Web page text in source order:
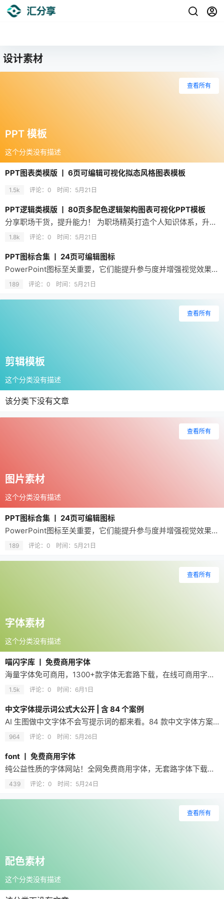
设计素材
PPT 模板
这个分类没有描述
查看所有
PPT图表类模版 丨 6页可编辑可视化拟态风格图表模板
1.5k 评论：0 时间： 5月21日
PPT逻辑类模版 丨 80页多配色逻辑架构图表可视化PPT模板
分享职场干货，提升能力！ 为职场精英打造个人知识体系，升职加薪！
1.8k 评论：0 时间： 5月21日
PPT图标合集 丨 24页可编辑图标
PowerPoint图标至关重要，它们能提升参与度并增强视觉效果。快来浏览完全可定制的图标库，获取24页免费图标（包括商务图标、电商图标、教育图标、医疗图标、科技图标等）。每个图标模板均附赠一个PPT文件及PNG格式的图标。这些图标与所有微软Office应用程序、谷歌幻灯片、Keynote以及Adobe应用程序兼容。
189 评论：0 时间： 5月21日
剪辑模板
这个分类没有描述
查看所有
该分类下没有文章
图片素材
这个分类没有描述
查看所有
PPT图标合集 丨 24页可编辑图标
PowerPoint图标至关重要，它们能提升参与度并增强视觉效果。快来浏览完全可定制的图标库，获取24页免费图标（包括商务图标、电商图标、教育图标、医疗图标、科技图标等）。每个图标模板均附赠一个PPT文件及PNG格式的图标。这些图标与所有微软Office应用程序、谷歌幻灯片、Keynote以及Adobe应用程序兼容。
189 评论：0 时间： 5月21日
字体素材
这个分类没有描述
查看所有
喵闪字库 丨 免费商用字体
海量字体免可商用，1300+款字体无套路下载，在线可商用字体下载网站，内置中英文字体
1.5k 评论：0 时间： 6月1日
中文字体提示词公式大公开 | 含 84 个案例
AI 生图做中文字体不会写提示词的都来看。84 款中文字体方案整理成了一套「可直接套用」的提示词图库。 01｜时尚体 方案1：潮流品牌字 “潮流先锋”，时尚体，字形前卫，线条简洁流畅，笔画利落，结构紧凑，整体有现代潮牌感。 方案 2：高级杂志字 “高级玩家”，时尚体，字形修长，笔画干净，字距舒展，结构优雅，整体像时尚杂志标题。 方案 3：都市潮流字 “都市潮流”，时尚体，字形宽扁低重心，笔画横向延…
964 评论：0 时间： 5月26日
font 丨 免费商用字体
纯公益性质的字体网站！全网免费商用字体，无套路字体下载及预览网站，无会员、无广告，免费用 Font
439 评论：0 时间： 5月24日
配色素材
这个分类没有描述
查看所有